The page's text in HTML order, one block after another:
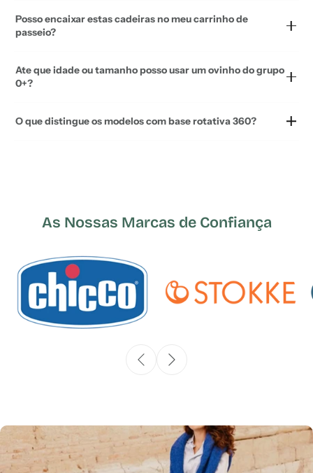
Posso encaixar estas cadeiras no meu carrinho de
passeio?
Ate que idade ou tamanho posso usar um ovinho do grupo
0+?
O que distingue os modelos com base rotativa 360?
As Nossas Marcas de Confiança